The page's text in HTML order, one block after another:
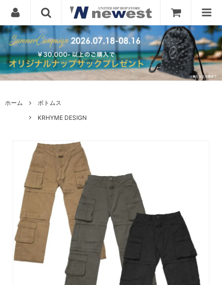
ホーム
ボトムス
KRHYME DESIGN